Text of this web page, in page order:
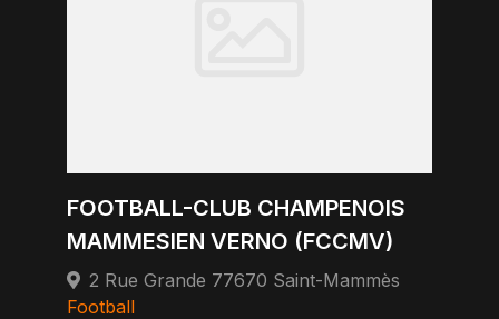
FOOTBALL-CLUB CHAMPENOIS
MAMMESIEN VERNO (FCCMV)
2 Rue Grande 77670 Saint-Mammès
Football